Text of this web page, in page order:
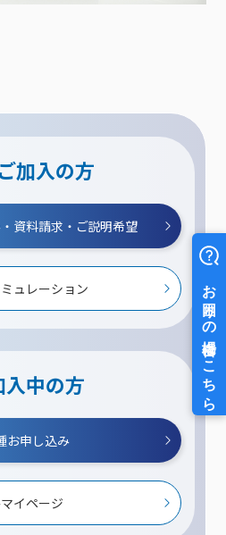
加入の方
資料請求・ご説明希望
ュレーション
入中の方
お申し込み
イページ